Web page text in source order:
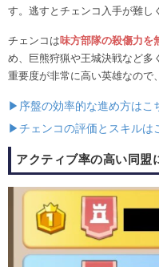
す。逃すとチェンコ入手が難し
チェンコは味方部隊の殺傷力を
め、巨熊狩猟や王城決戦など多
重要度が非常に高い英雄なので
▶序盤の効率的な進め方はこ
▶チェンコの評価とスキルは
アクティブ率の高い同盟